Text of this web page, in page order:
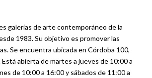
galerías de arte contemporáneo de la
1983. Su objetivo es promover las
Se encuentra ubicada en Córdoba 100,
Está abierta de martes a jueves de 10:00 a
de 10:00 a 16:00 y sábados de 11:00 a